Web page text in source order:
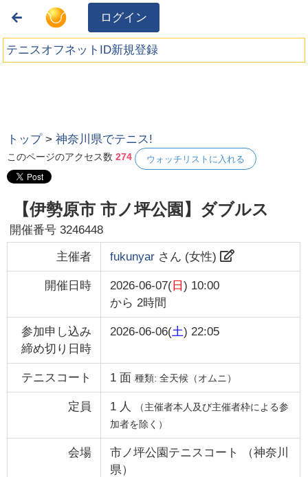
ログイン
テニスオフネットID新規登録
トップ >神奈川県でテニス!
このページのアクセス数274 ウォッチリストに入れる
【伊勢原市 市ノ坪公園】ダブルス
開催番号3246448
主催者 fukunyarさん (女性)
開催日時 2026-06-07(日 ) 10:00
から 2時間
参加申し込み
締め切り日時
2026-06-06(土) 22:05
テニスコート 1面 種類: 全天候（オムニ）
定員 1 人
（主催者本人及び主催者枠による参
加者を除く）
会場 市ノ坪公園テニスコート （神奈川
県）